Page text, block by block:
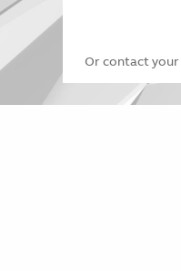
Or contact your